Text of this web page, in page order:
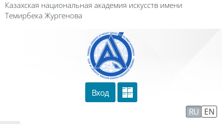
Перейти к основному содержанию
Казахская национальная академия искусств имени
Темирбека Жургенова
Вход
RU EN